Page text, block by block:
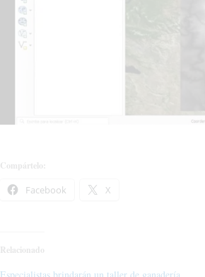
Compártelo:
Facebook X
Relacionado